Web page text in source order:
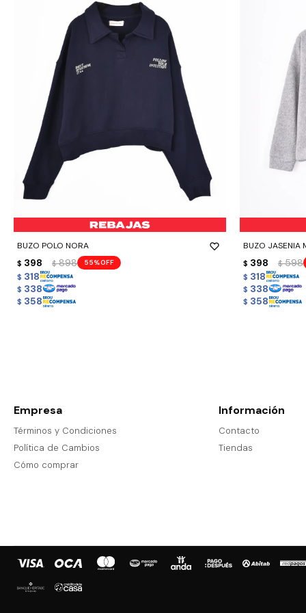
BUZO POLO NORA
$ 398 $ 898 55
$ 318
$ 338
$ 358
- +
BUZO JASENIA
$ 398 $ 598
$ 318
$ 338
$ 358
- +
Empresa
Términos y Condiciones
Política de Cambios
Cómo comprar
Información
Contacto
Tiendas